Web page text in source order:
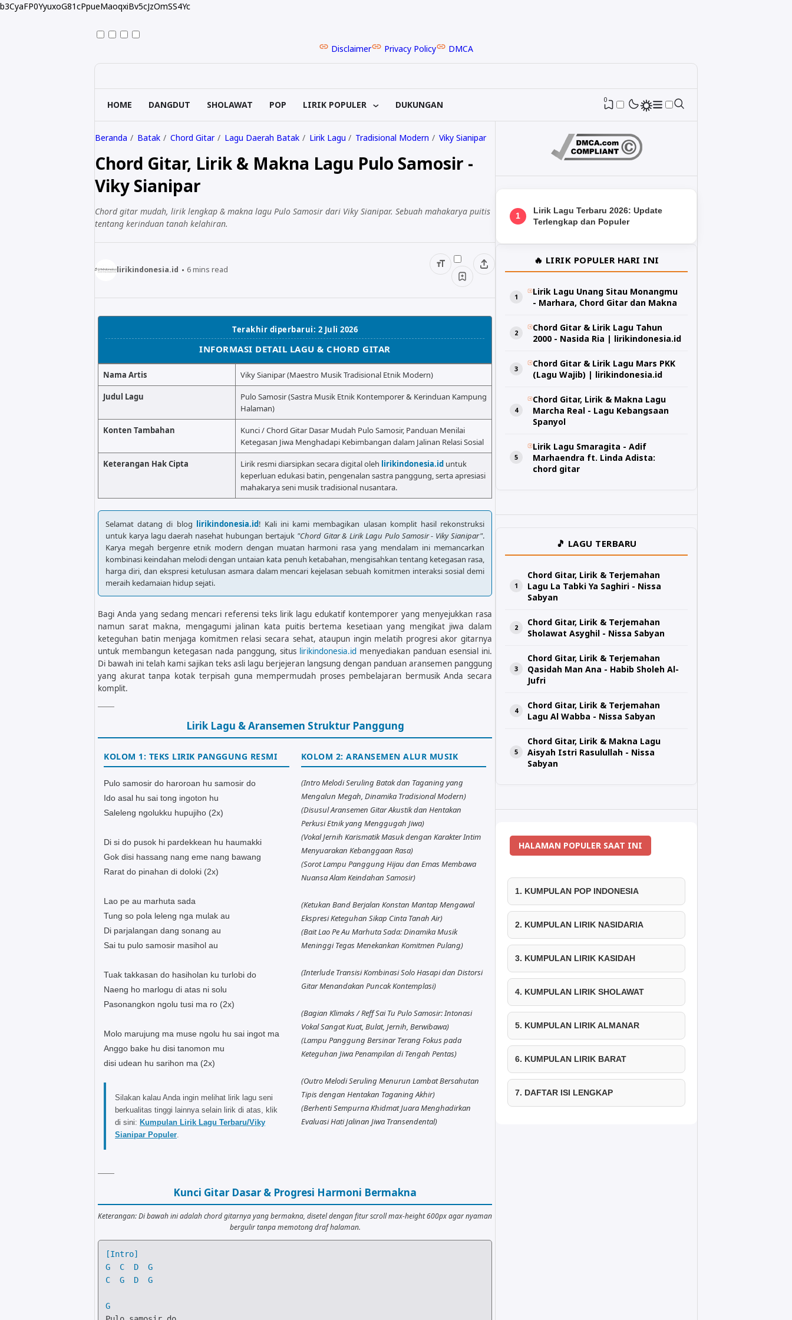
b3CyaFP0YyuxoG81cPpueMaoqxiBv5cJzOmSS4Yc
Disclaimer Privacy Policy DMCA
HOME DANGDUT SHOLAWAT POP LIRIK POPULER DUKUNGAN 0
Beranda Batak Chord Gitar Lagu Daerah Batak Lirik Lagu Tradisional Modern Viky Sianipar
Chord Gitar, Lirik & Makna Lagu Pulo Samosir -
Viky Sianipar
Chord gitar mudah, lirik lengkap & makna lagu Pulo Samosir dari Viky Sianipar. Sebuah mahakarya puitis
tentang kerinduan tanah kelahiran.
lirikindonesia.id 6mins read
Terakhir diperbarui: 2 Juli 2026
INFORMASI DETAIL LAGU & CHORD GITAR
Nama Artis Viky Sianipar (Maestro Musik Tradisional Etnik Modern)
Judul Lagu
Pulo Samosir (Sastra Musik Etnik Kontemporer & Kerinduan Kampung
Halaman)
Konten Tambahan
Kunci / Chord Gitar Dasar Mudah Pulo Samosir, Panduan Menilai
Ketegasan Jiwa Menghadapi Kebimbangan dalam Jalinan Relasi Sosial
Keterangan Hak Cipta Lirik resmi diarsipkan secara digital oleh lirikindonesia.id untuk
keperluan edukasi batin, pengenalan sastra panggung, serta apresiasi
mahakarya seni musik tradisional nusantara.
Selamat datang di blog lirikindonesia.id! Kali ini kami membagikan ulasan komplit hasil rekonstruksi
untuk karya lagu daerah nasehat hubungan bertajuk "Chord Gitar & Lirik Lagu Pulo Samosir - Viky Sianipar".
Karya megah bergenre etnik modern dengan muatan harmoni rasa yang mendalam ini memancarkan
kombinasi keindahan melodi dengan untaian kata penuh ketabahan, mengisahkan tentang ketegasan rasa,
harga diri, dan ekspresi ketulusan asmara dalam mencari kejelasan sebuah komitmen interaksi sosial demi
meraih kedamaian hidup sejati.
Bagi Anda yang sedang mencari referensi teks lirik lagu edukatif kontemporer yang menyejukkan rasa
namun sarat makna, mengagumi jalinan kata puitis bertema kesetiaan yang mengikat jiwa dalam
keteguhan batin menjaga komitmen relasi secara sehat, ataupun ingin melatih progresi akor gitarnya
untuk membangun ketegasan nada panggung, situs lirikindonesia.id menyediakan panduan esensial ini.
Di bawah ini telah kami sajikan teks asli lagu berjejeran langsung dengan panduan aransemen panggung
yang akurat tanpa kotak terpisah guna mempermudah proses pembelajaran bermusik Anda secara
komplit.
Lirik Lagu & Aransemen Struktur Panggung
KOLOM 1: TEKS LIRIK PANGGUNG RESMI
Pulo samosir do haroroan hu samosir do
Ido asal hu sai tong ingoton hu
Saleleng ngolukku hupujiho (2x)
Di si do pusok hi pardekkean hu haumakki
Gok disi hassang nang eme nang bawang
Rarat do pinahan di doloki (2x)
Lao pe au marhuta sada
Tung so pola leleng nga mulak au
Di parjalangan dang sonang au
Sai tu pulo samosir masihol au
Tuak takkasan do hasiholan ku turlobi do
Naeng ho marlogu di atas ni solu
Pasonangkon ngolu tusi ma ro (2x)
Molo marujung ma muse ngolu hu sai ingot ma
Anggo bake hu disi tanomon mu
disi udean hu sarihon ma (2x)
Silakan kalau Anda ingin melihat lirik lagu seni
berkualitas tinggi lainnya selain lirik di atas, klik
di sini: Kumpulan Lirik Lagu Terbaru/Viky
Sianipar Populer
KOLOM 2: ARANSEMEN ALUR MUSIK
(Intro Melodi Seruling Batak dan Taganing yang
Mengalun Megah, Dinamika Tradisional Modern)
(Disusul Aransemen Gitar Akustik dan Hentakan
Perkusi Etnik yang Menggugah Jiwa)
(Vokal Jernih Karismatik Masuk dengan Karakter Intim
Menyuarakan Kebanggaan Rasa)
(Sorot Lampu Panggung Hijau dan Emas Membawa
Nuansa Alam Keindahan Samosir)
(Ketukan Band Berjalan Konstan Mantap Mengawal
Ekspresi Keteguhan Sikap Cinta Tanah Air)
(Bait Lao Pe Au Marhuta Sada: Dinamika Musik
Meninggi Tegas Menekankan Komitmen Pulang)
(Interlude Transisi Kombinasi Solo Hasapi dan Distorsi
Gitar Menandakan Puncak Kontemplasi)
(Bagian Klimaks / Reff Sai Tu Pulo Samosir: Intonasi
Vokal Sangat Kuat, Bulat, Jernih, Berwibawa)
(Lampu Panggung Bersinar Terang Fokus pada
Keteguhan Jiwa Penampilan di Tengah Pentas)
(Outro Melodi Seruling Menurun Lambat Bersahutan
Tipis dengan Hentakan Taganing Akhir)
(Berhenti Sempurna Khidmat Juara Menghadirkan
Evaluasi Hati Jalinan Jiwa Transendental)
Kunci Gitar Dasar & Progresi Harmoni Bermakna
Keterangan: Di bawah ini adalah chord gitarnya yang bermakna, disetel dengan fitur scroll max-height 600px agar nyaman
bergulir tanpa memotong draf halaman.
[Intro]
G
C D
G
C
G D G
G
1
Lirik Lagu Terbaru 2026: Update
Terlengkap dan Populer
🔥 LIRIK POPULER HARI INI
Lirik Lagu Unang Sitau Monangmu
- Marhara, Chord Gitar dan Makna
Chord Gitar & Lirik Lagu Tahun
2000 - Nasida Ria | lirikindonesia.id
Chord Gitar & Lirik Lagu Mars PKK
(Lagu Wajib) | lirikindonesia.id
Chord Gitar, Lirik & Makna Lagu
Marcha Real - Lagu Kebangsaan
Spanyol
Lirik Lagu Smaragita - Adif
Marhaendra ft. Linda Adista:
chord gitar
🎵 LAGU TERBARU
Chord Gitar, Lirik & Terjemahan
Lagu La Tabki Ya Saghiri - Nissa
Sabyan
Chord Gitar, Lirik & Terjemahan
Sholawat Asyghil - Nissa Sabyan
Chord Gitar, Lirik & Terjemahan
Qasidah Man Ana - Habib Sholeh Al-
Jufri
Chord Gitar, Lirik & Terjemahan
Lagu Al Wabba - Nissa Sabyan
Chord Gitar, Lirik & Makna Lagu
Aisyah Istri Rasulullah - Nissa
Sabyan
HALAMAN POPULER SAAT INI
1. KUMPULAN POP INDONESIA
2. KUMPULAN LIRIK NASIDARIA
3. KUMPULAN LIRIK KASIDAH
4. KUMPULAN LIRIK SHOLAWAT
5. KUMPULAN LIRIK ALMANAR
6. KUMPULAN LIRIK BARAT
7. DAFTAR ISI LENGKAP